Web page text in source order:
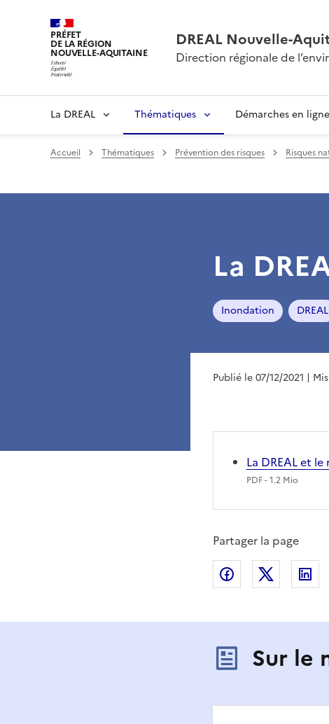
PRÉFET
DE LA RÉGION
NOUVELLE-AQUITAINE
DREAL Nouvelle-
Direction régionale de
La DREAL Thématiques Démarches en ligne
Accueil Thématiques Prévention des risques Risques
La
Inondation DREAL
Publié le 07/12/2021 |
La DREAL et le
PDF- 1.2 Mio
Partager la page
Partager sur
Sur le